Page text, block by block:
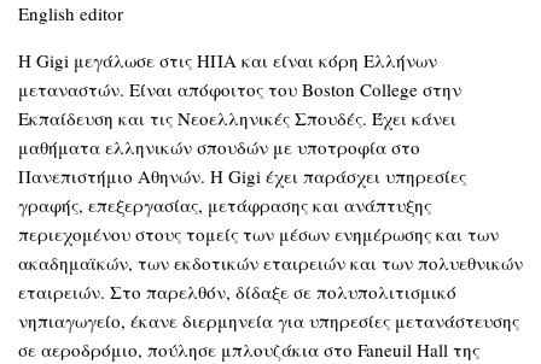
English editor
Η Gigi μεγάλωσε στις ΗΠΑ και είναι κόρη Ελλήνων
μεταναστών. Είναι απόφοιτος του Boston College στην
Εκπαίδευση και τις Νεοελληνικές Σπουδές. Έχει κάνει
μαθήματα ελληνικών σπουδών με υποτροφία στο
Πανεπιστήμιο Αθηνών. Η Gigi έχει παράσχει υπηρεσίες
γραφής, επεξεργασίας, μετάφρασης και ανάπτυξης
περιεχομένου στους τομείς των μέσων ενημέρωσης και των
ακαδημαϊκών, των εκδοτικών εταιρειών και των πολυεθνικών
εταιρειών. Στο παρελθόν, δίδαξε σε πολυπολιτισμικό
νηπιαγωγείο, έκανε διερμηνεία για υπηρεσίες μετανάστευσης
σε αεροδρόμιο, πούλησε μπλουζάκια στο Faneuil Hall της